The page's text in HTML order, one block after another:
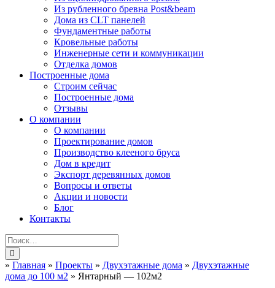
Из рубленного бревна Post&beam
Дома из CLT панелей
Фундаментные работы
Кровельные работы
Инженерные сети и коммуникации
Отделка домов
Построенные дома
Строим сейчас
Построенные дома
Отзывы
О компании
О компании
Проектирование домов
Производство клееного бруса
Дом в кредит
Экспорт деревянных домов
Вопросы и ответы
Акции и новости
Блог
Контакты
» Главная » Проекты » Двухэтажные дома » Двухэтажные
дома до 100 м2 » Янтарный — 102м2